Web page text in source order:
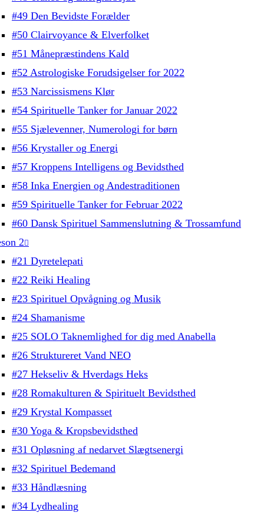
#49 Den Bevidste Forælder
#50 Clairvoyance & Elverfolket
#51 Månepræstindens Kald
#52 Astrologiske Forudsigelser for 2022
#53 Narcissismens Klør
#54 Spirituelle Tanker for Januar 2022
#55 Sjælevenner, Numerologi for børn
#56 Krystaller og Energi
#57 Kroppens Intelligens og Bevidsthed
#58 Inka Energien og Andestraditionen
#59 Spirituelle Tanker for Februar 2022
#60 Dansk Spirituel Sammenslutning & Trossamfund
2
#21 Dyretelepati
#22 Reiki Healing
#23 Spirituel Opvågning og Musik
#24 Shamanisme
#25 SOLO Taknemlighed for dig med Anabella
#26 Struktureret Vand NEO
#27 Hekseliv & Hverdags Heks
#28 Romakulturen & Spirituelt Bevidsthed
#29 Krystal Kompasset
#30 Yoga & Kropsbevidsthed
#31 Opløsning af nedarvet Slægtsenergi
#32 Spirituel Bedemand
#33 Håndlæsning
#34 Lydhealing